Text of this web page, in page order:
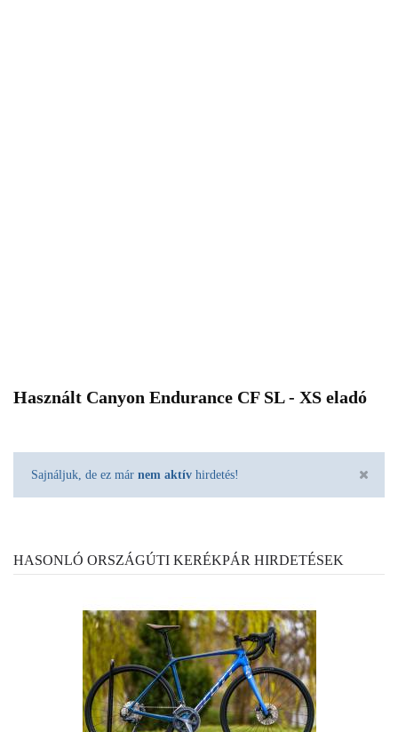
Használt Canyon Endurance CF SL - XS eladó
Sajnáljuk, de ez már nem aktív hirdetés!
HASONLÓ ORSZÁGÚTI KERÉKPÁR HIRDETÉSEK